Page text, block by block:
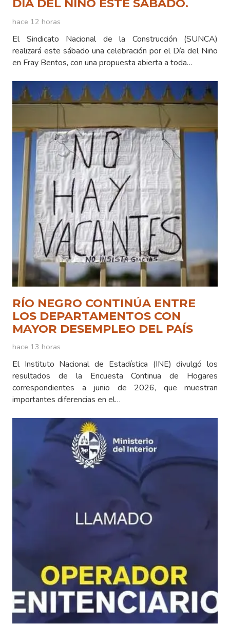
DÍA DEL NIÑO ESTE SÁBADO.
hace 12 horas
El Sindicato Nacional de la Construcción (SUNCA)
realizará este sábado una celebración por el Día del Niño
en Fray Bentos, con una propuesta abierta a toda…
RÍO NEGRO CONTINÚA ENTRE
LOS DEPARTAMENTOS CON
MAYOR DESEMPLEO DEL PAÍS
hace 13 horas
El Instituto Nacional de Estadística (INE) divulgó los
resultados de la Encuesta Continua de Hogares
correspondientes a junio de 2026, que muestran
importantes diferencias en el…